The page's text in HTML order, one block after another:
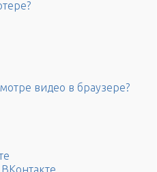
видео в браузере?